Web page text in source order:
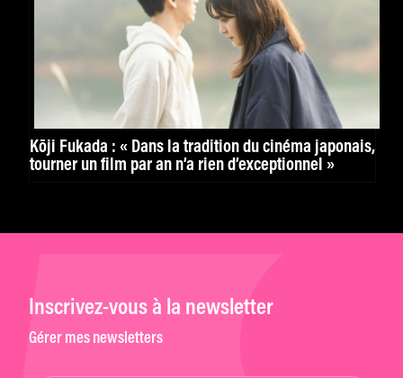
Kōji Fukada : « Dans la tradition du cinéma japonais,
tourner un film par an n’a rien d’exceptionnel »
Inscrivez-vous à la newsletter
Gérer mes newsletters